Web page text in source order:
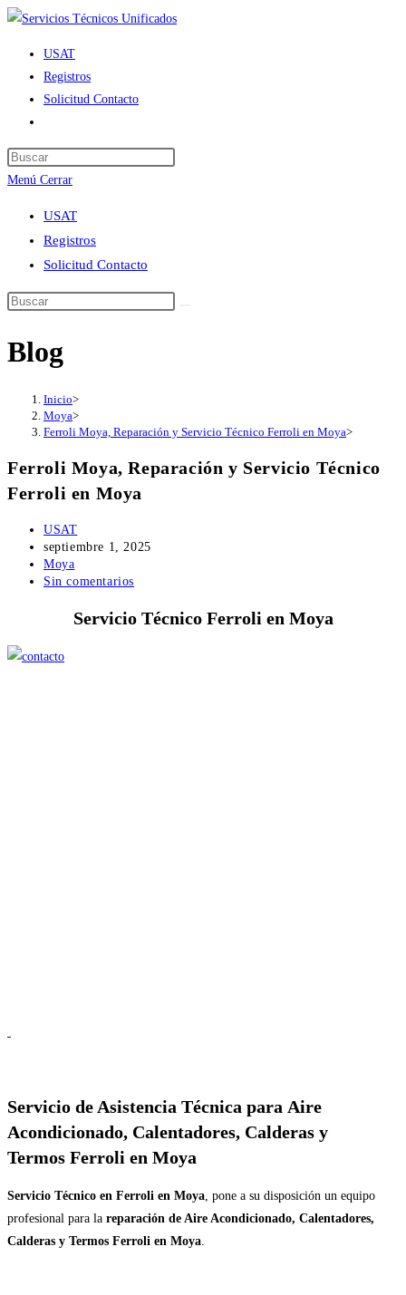
Ir
contenido
USAT
Registros
Solicitud Contacto
de
la
web
Menú Cerrar
USAT
Registros
Solicitud Contacto
Blog
Inicio>
Moya>
Ferroli Moya, Reparación y Servicio Técnico Ferroli en Moya>
Ferroli Moya, Reparación y Servicio Técnico
Ferroli en Moya
Autor
de
la
entrada:
USAT
Publicación
de
la
septiembre 1, 2025
Categoría
de
entrada:
Moya
Comentarios
Sin comentarios
Servicio Técnico Ferroli en Moya
Servicio de Asistencia Técnica para Aire
Acondicionado, Calentadores, Calderas y
Termos Ferroli en Moya
Servicio Técnico en Ferroli en Moya, pone a su disposición un equipo
profesional para la reparación de Aire Acondicionado, Calentadores,
Calderas y Termos Ferroli en Moya.